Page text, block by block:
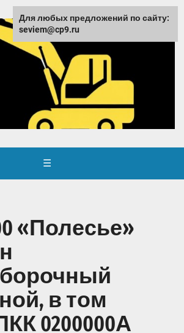
☰
«Полесье»
в том
0200000А
Для любых предложений по сайту:
seviem@cp9.ru